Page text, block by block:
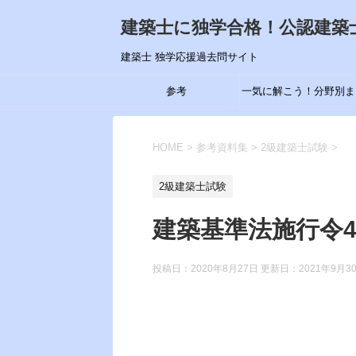
建築士に独学合格！公認建
建築士 独学応援過去問サイト
参考 一気に解こう！分野別
HOME > 参考資料集 > 2級建築士試験 >
2級建築士試験
建築基準法施行令
投稿日：2020年8月27日 更新日： 2021年9月